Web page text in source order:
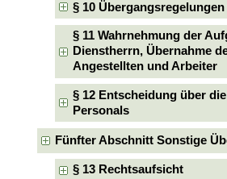
§ 10
§ 11 Wahrnehmung der
Dienstherrn, Übernahme
Angestellten und Arbeiter
§ 12 Entscheidung über
Personals
Fünfter Abschnitt Sonstige
§ 13 Rechtsaufsicht